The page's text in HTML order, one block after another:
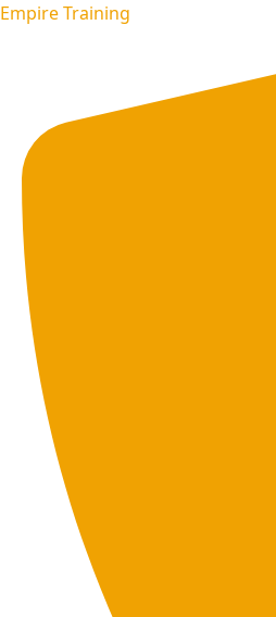
Empire Training